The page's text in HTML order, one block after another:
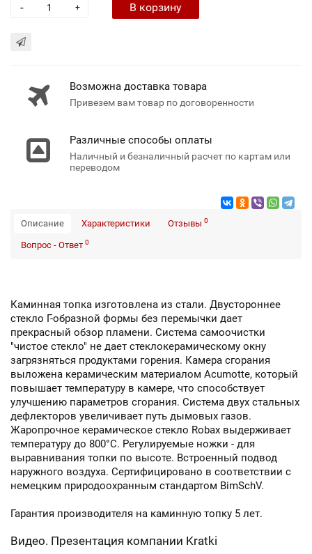
+
- В корзину
Возможна доставка товара
Привезем вам товар по договоренности
Различные способы оплаты
Наличный и безналичный расчет по картам или
переводом
Описание Характеристики Отзывы 0
Вопрос - Ответ 0
Каминная топка изготовлена из стали. Двустороннее
стекло Г-образной формы без перемычки дает
прекрасный обзор пламени. Система самоочистки
"чистое стекло" не дает стеклокерамическому окну
загрязняться продуктами горения. Камера сгорания
выложена керамическим материалом Acumotte, который
повышает температуру в камере, что способствует
улучшению параметров сгорания. Система двух стальных
дефлекторов увеличивает путь дымовых газов.
Жаропрочное керамическое стекло Robax выдерживает
температуру до 800°С. Регулируемые ножки - для
выравнивания топки по высоте. Встроенный подвод
наружного воздуха. Сертифицировано в соответствии с
немецким природоохранным стандартом BimSchV.
Гарантия производителя на каминную топку 5 лет.
Видео. Презентация компании Kratki